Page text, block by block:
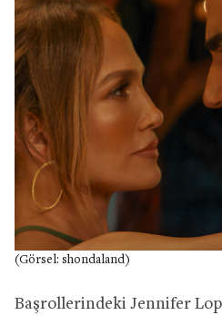
(Görsel: shondaland)
Başrollerindeki Jennifer